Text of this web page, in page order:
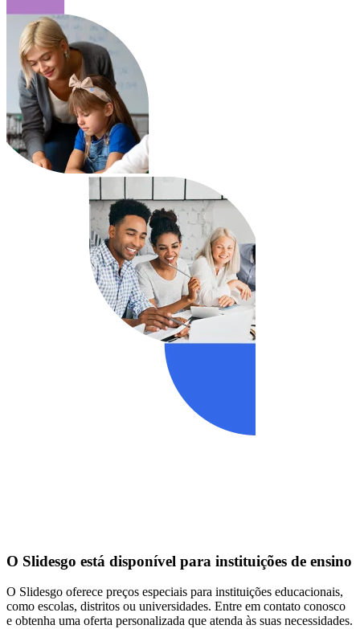
O Slidesgo está disponível para instituições de ensino
O Slidesgo oferece preços especiais para instituições educacionais,
como escolas, distritos ou universidades. Entre em contato conosco
e obtenha uma oferta personalizada que atenda às suas necessidades.